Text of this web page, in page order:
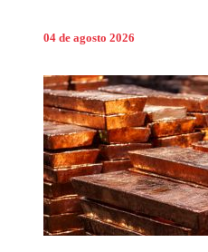
04 de agosto 2026